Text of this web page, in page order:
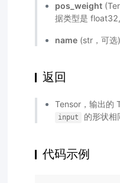
pos_weight
据类型是
name (str，可
返回
Tensor，输出的
input 的形状
代码示例